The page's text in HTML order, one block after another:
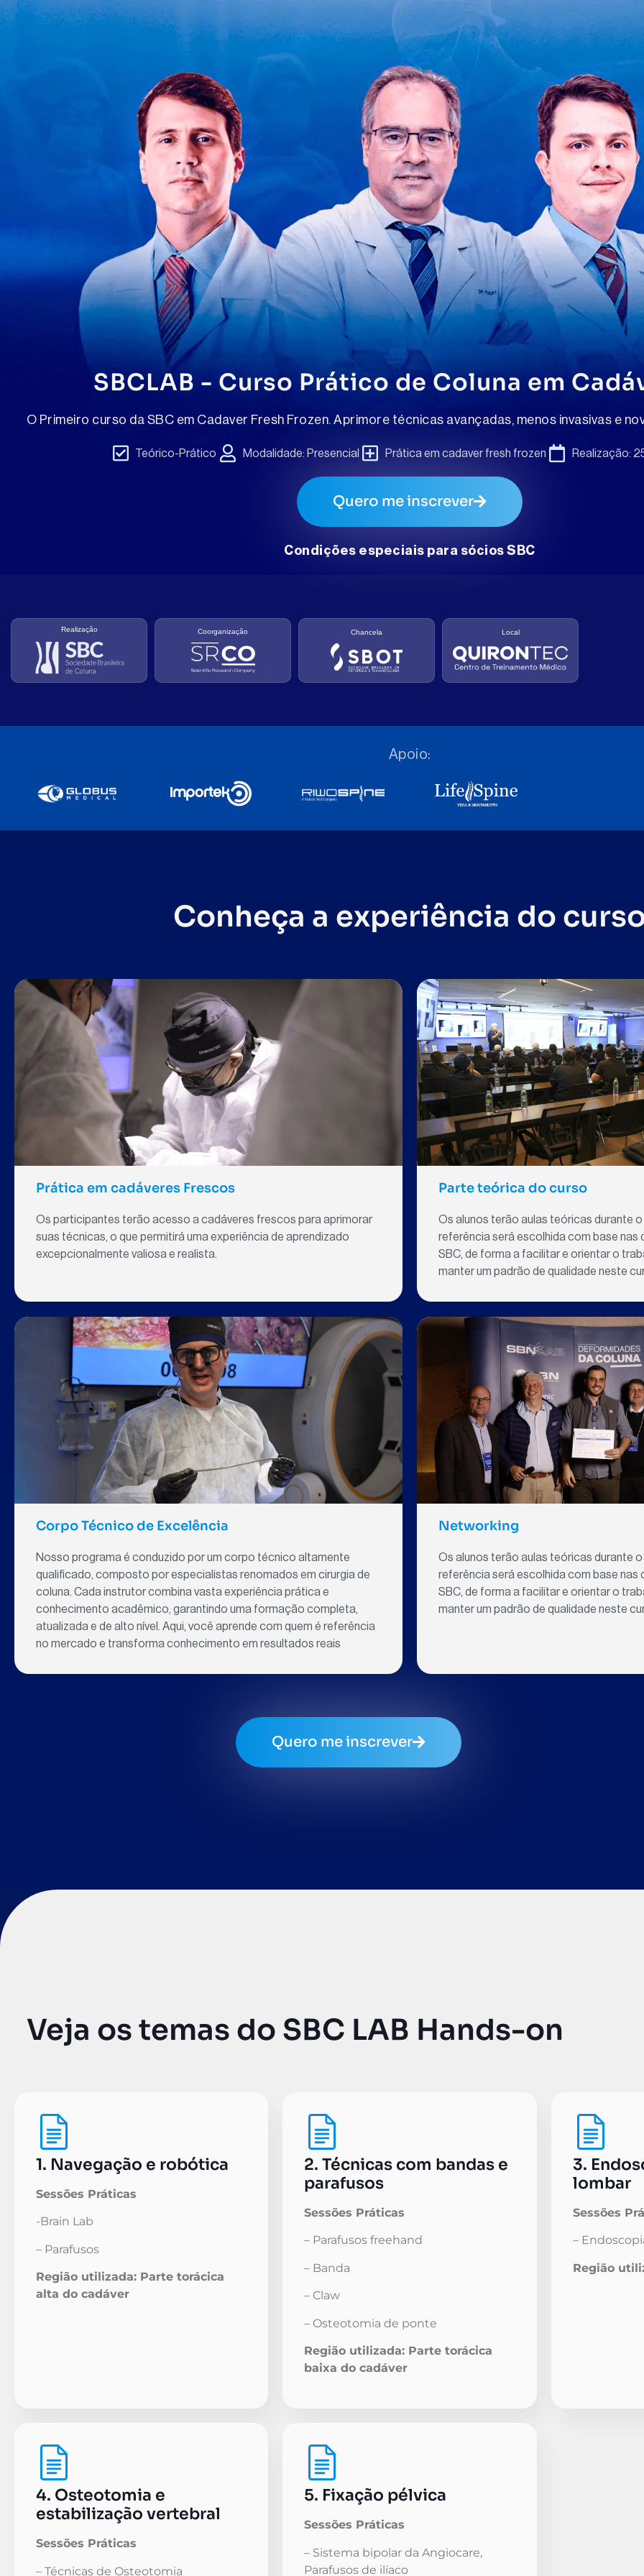
SBCLAB - Curso Prático de Coluna em
O Primeiro curso da SBC em Cadaver Fresh Frozen. Aprimore técnicas avançadas, menos invasivas e
Teórico-Prático Modalidade: Presencial Prática em cadaver fresh frozen Realização:
Quero me inscrever
Condições especiais para sócios SBC
Realização Coorganização Chancela Local
Apoio:
Conheça a experiência do
Prática em cadáveres Frescos
Os participantes terão acesso a cadáveres frescos para aprimorar
suas técnicas, o que permitirá uma experiência de aprendizado
excepcionalmente valiosa e realista.
Parte teórica do curso
Os alunos terão aulas teóricas durante
referência será escolhida com base nas
SBC, de forma a facilitar e orientar o
manter um padrão de qualidade neste
Corpo Técnico de Excelência
Nosso programa é conduzido por um corpo técnico altamente
qualificado, composto por especialistas renomados em cirurgia de
coluna. Cada instrutor combina vasta experiência prática e
conhecimento acadêmico, garantindo uma formação completa,
atualizada e de alto nível. Aqui, você aprende com quem é referência
no mercado e transforma conhecimento em resultados reais
Networking
Os alunos terão aulas teóricas durante
referência será escolhida com base nas
SBC, de forma a facilitar e orientar o
manter um padrão de qualidade neste
Quero me inscrever
Veja os temas do SBC LAB Hands-on
1. Navegação e robótica
Sessões Práticas
-Brain Lab
– Parafusos
Região utilizada: Parte torácica
alta do cadáver
2. Técnicas com bandas e
parafusos
Sessões Práticas
– Parafusos freehand
– Banda
– Claw
– Osteotomia de ponte
Região utilizada: Parte torácica
baixa do cadáver
3.
lombar
Sessões
–
Região
4. Osteotomia e
estabilização vertebral
Sessões Práticas
– Técnicas de Osteotomia
5. Fixação pélvica
Sessões Práticas
– Sistema bipolar da Angiocare,
Parafusos de ilíaco